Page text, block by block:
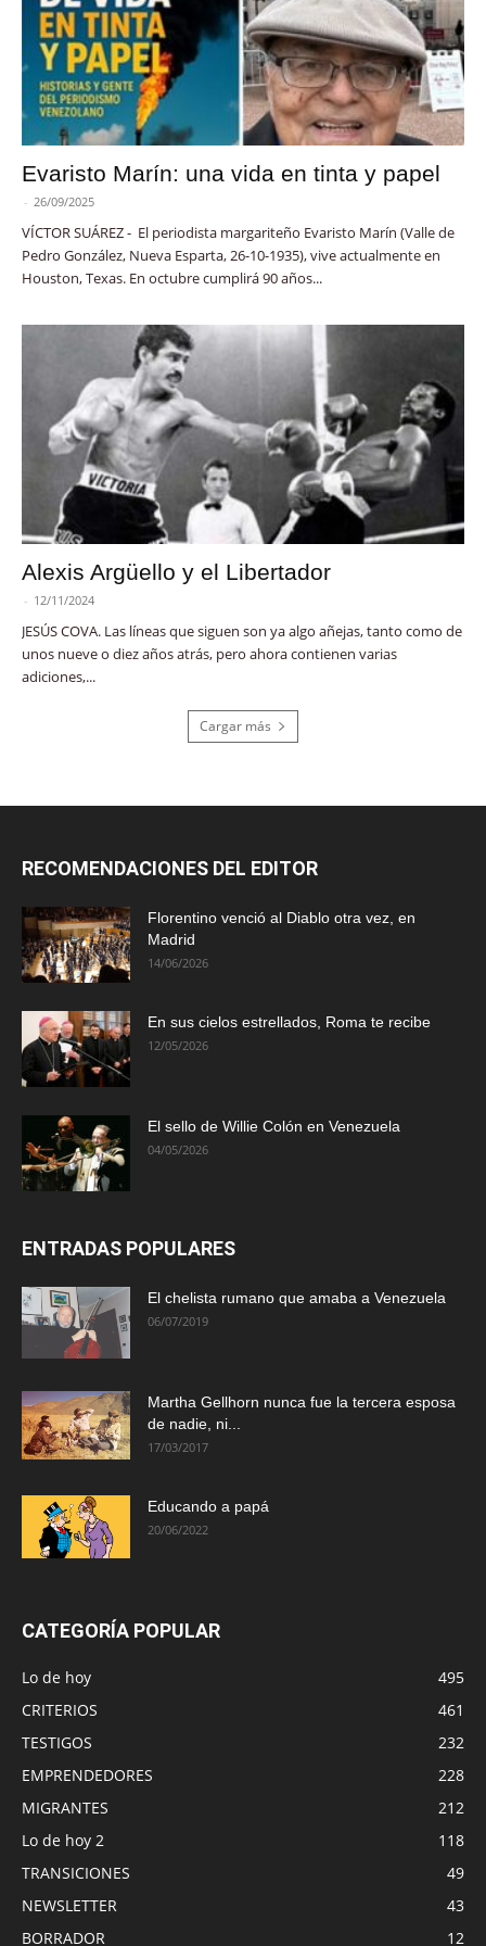
Evaristo Marín: una vida en tinta y papel
- 26/09/2025
VÍCTOR SUÁREZ - El periodista margariteño Evaristo Marín (Valle de
Pedro González, Nueva Esparta, 26-10-1935), vive actualmente en
Houston, Texas. En octubre cumplirá 90 años...
Alexis Argüello y el Libertador
- 12/11/2024
JESÚS COVA. Las líneas que siguen son ya algo añejas, tanto como de
unos nueve o diez años atrás, pero ahora contienen varias
adiciones,...
Cargar más
RECOMENDACIONES DEL EDITOR
Florentino venció al Diablo otra vez, en
Madrid
14/06/2026
En sus cielos estrellados, Roma te recibe
12/05/2026
El sello de Willie Colón en Venezuela
04/05/2026
ENTRADAS POPULARES
El chelista rumano que amaba a Venezuela
06/07/2019
Martha Gellhorn nunca fue la tercera esposa
de nadie, ni...
17/03/2017
Educando a papá
20/06/2022
CATEGORÍA POPULAR
Lo de hoy
495
CRITERIOS
461
TESTIGOS
232
EMPRENDEDORES
228
MIGRANTES
212
Lo de hoy 2
118
TRANSICIONES
49
NEWSLETTER
43
BORRADOR
12